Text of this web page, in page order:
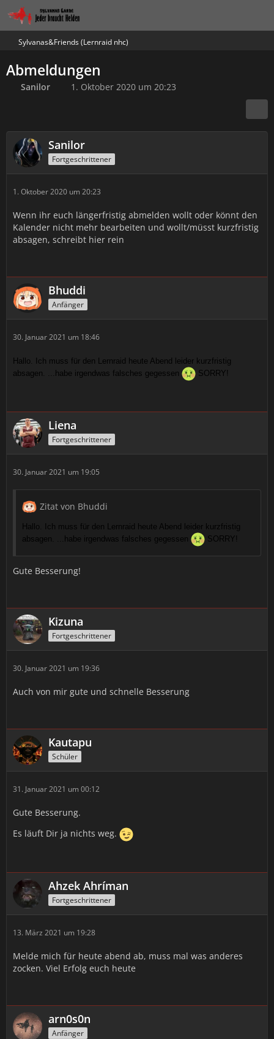
Sylvanas&Friends (Lernraid nhc)
Abmeldungen
Sanilor 1. Oktober 2020 um 20:23
Sanilor
Fortgeschrittener
1. Oktober 2020 um 20:23
Wenn ihr euch längerfristig abmelden wollt oder könnt den
Kalender nicht mehr bearbeiten und wollt/müsst kurzfristig
absagen, schreibt hier rein
Bhuddi
Anfänger
30. Januar 2021 um 18:46
Hallo. Ich muss für den Lernraid heute Abend leider kurzfristig
absagen. ...habe irgendwas falsches gegessen
SORRY!
Liena
Fortgeschrittener
30. Januar 2021 um 19:05
Zitat von Bhuddi
Hallo. Ich muss für den Lernraid heute Abend leider kurzfristig
absagen. ...habe irgendwas falsches gegessen
SORRY!
Gute Besserung!
Kizuna
Fortgeschrittener
30. Januar 2021 um 19:36
Auch von mir gute und schnelle Besserung
Kautapu
Schüler
31. Januar 2021 um 00:12
Gute Besserung.
Es läuft Dir ja nichts weg.
Ahzek Ahríman
Fortgeschrittener
13. März 2021 um 19:28
Melde mich für heute abend ab, muss mal was anderes
zocken. Viel Erfolg euch heute
arn0s0n
Anfänger